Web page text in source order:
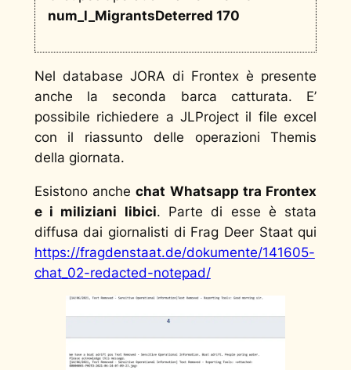
num_l_MigrantsDeterred 170
Nel database JORA di Frontex è presente
anche la seconda barca catturata. E’
possibile richiedere a JLProject il file excel
con il riassunto delle operazioni Themis
della giornata.
Esistono anchechat Whatsapp tra Frontex
e i miliziani libici. Parte di esse è stata
diffusa dai giornalisti di Frag Deer Staat qui
https://fragdenstaat.de/dokumente/141605-
chat_02-redacted-notepad/